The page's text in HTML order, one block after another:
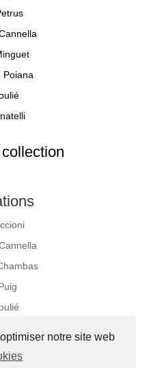
notre site web
Poiana